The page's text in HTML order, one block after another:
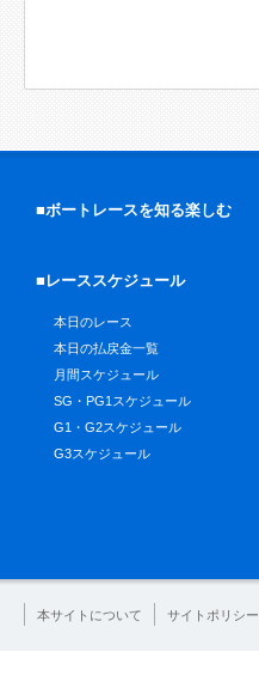
■ボートレースを知る楽しむ
■レーススケジュール
本日のレース
本日の払戻金一覧
月間スケジュール
SG・PG1スケジュール
G1・G2スケジュール
G3スケジュール
本サイトについて サイトポリシー